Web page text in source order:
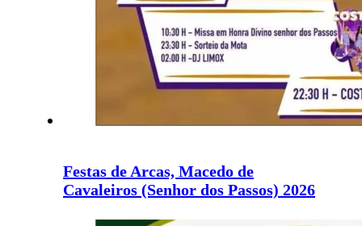
Festas de Arcas, Macedo de
Cavaleiros (Senhor dos Passos) 2026